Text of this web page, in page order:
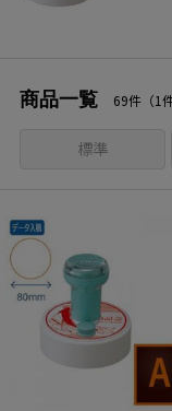
商品一覧 69件（1
標準